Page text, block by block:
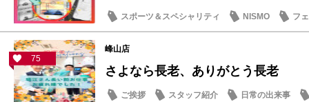
スポーツ＆スペシャリティ NISMO
フ
スタッフ紹介
75
峰山店
さよなら長老、ありがとう長老
ご挨拶 スタッフ紹介 日常の出来事